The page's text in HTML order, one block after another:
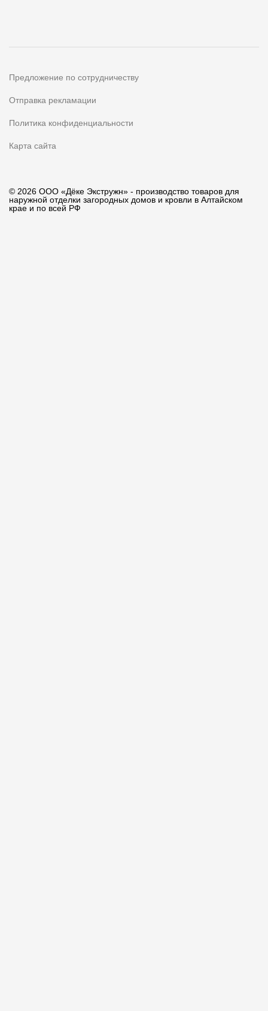
Предложение по сотрудничеству
Отправка рекламации
Политика конфиденциальности
Карта сайта
© 2026 ООО «Дёке Экстружн» - производство товаров для
наружной отделки загородных домов и кровли в Алтайском
крае и по всей РФ